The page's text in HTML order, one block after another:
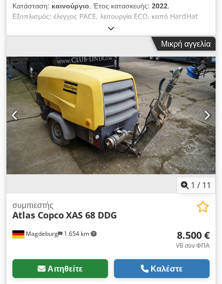
Κατάσταση: καινούργιο, Έτος κατασκευής: 2022,
Εξοπλισμός: έλεγχος PACE, λειτουργία ECO, καπό HardHat
από PE, σύστημα ελέγχου Xc2003 Ελάχιστη θερμοκρασία: -10
°C Διαστάσεις πλαισίου βάσης: 4844 x 1807 x 1892 mm (L x W
x H) Ταχύτητα εκφόρτωσης: 1500 στροφές ανά λεπτό
Ονομαστική ταχύτητα σε πλήρες φορτίο: 1960 rpm
Θερμοκρασία περιβάλλοντος: 45 °C Ισχύς κινητήρα: 104 kW
Ροή όγκου (FAD): 10,9-9,7 m³/min Chjdpfx Asii U R Docwea
Εύρος πίεσης λειτουργίας: 5-14 bar Έλεγχος συμπιεστή με
ευέλικτο έλεγχο πίεσης και ροής: PACE Μάρκα / μοντέλο
κινητήρα: John Deere / 4045HI551 Επεξεργασία πεπιεσμένου
αέρα που αποτελείται από: Μεταψύκτης πεπιεσμένου αέρα,
διαχωριστής νερού και φίλτρο PD Επίπεδο εκπομπών: Στάδιο V
Αριθμός κυλίνδρων: 4
Μικρή αγγελία
1 / 11
Magdeburg 1.654 km
συμπιεστής
Atlas CopcoXAS 68 DDG
8.500 €
VB συν ΦΠΑ
Αιτηθείτε Καλέστε